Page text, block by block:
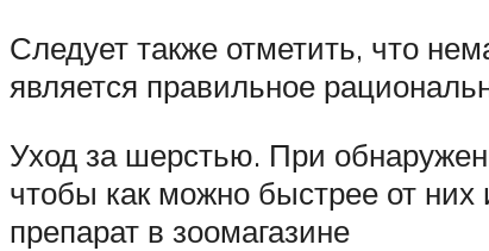
Следует также отметить, что
является правильное
Уход за шерстью. При
чтобы как можно быстрее от них
препарат в зоомагазине